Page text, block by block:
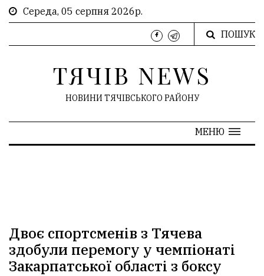
Середа, 05 серпня 2026р.
ПОШУК
ТЯЧІВ NEWS
НОВИНИ ТЯЧІВСЬКОГО РАЙОНУ
МЕНЮ
Двоє спортсменів з Тячева
здобули перемогу у чемпіонаті
Закарпатської області з боксу